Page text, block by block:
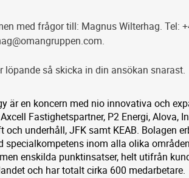
med frågor till: Magnus Wilterhag. Tel:
löpande så skicka in din ansökan snarast.
är en koncern med nio innovativa och
Fastighetspartner, P2 Energi, Alova,
och underhåll, JFK samt KEAB. Bolagen
specialkompetens inom alla olika
enskilda punktinsatser, helt utifrån
och har totalt cirka 600 medarbetare.